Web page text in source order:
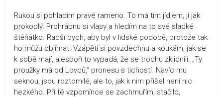
Rukou si pohladím pravé rameno. To má tím jídlem, jí jak
prokoplý. Prohrábnu si vlasy a hledím na to své sladké
štěňátko. Radši bych, aby byl v lidské podobě, protože tak
ho můžu objímat. Vzápětí si povzdechnu a koukám, jak se
k sobě mají, alespoň to vypadá, že se trochu zklidnili. „Ty
proužky má od Lovců,“ pronesu s tichostí. Navíc mu
seknou, jsou roztomilé, ale to, jak k nim přišel není nic
hezkého. Při té vzpomínce se zachmuřím, stačilo,